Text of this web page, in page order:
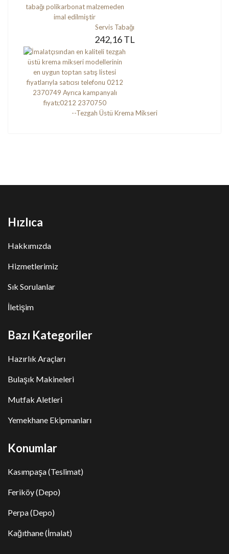
Servis Tabağı
242,16 TL
--Tezgah Üstü Krema Mikseri
Hızlıca
Hakkımızda
Hizmetlerimiz
Sık Sorulanlar
İletişim
Bazı Kategoriler
Hazırlık Araçları
Bulaşık Makineleri
Mutfak Aletleri
Yemekhane Ekipmanları
Konumlar
Kasımpaşa (Teslimat)
Feriköy (Depo)
Perpa (Depo)
Kağıthane (İmalat)